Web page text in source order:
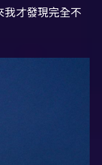
我才發現完全不